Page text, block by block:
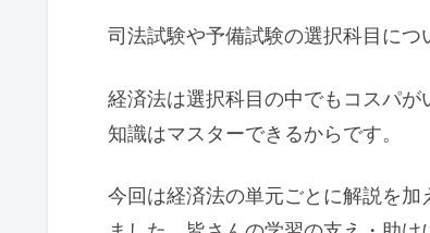
司法試験や予備試験の選択科目につ
経済法は選択科目の中でもコスパ
知識はマスターできるからです。
今回は経済法の単元ごとに解説を